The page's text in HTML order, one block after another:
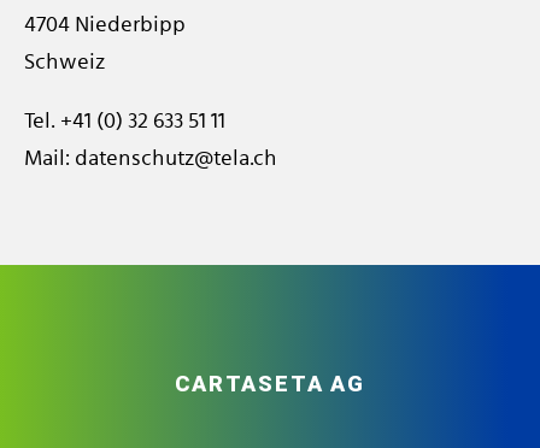
4704 Niederbipp
Schweiz
Tel. +41 (0) 32 633 51 11
Mail: datenschutz@tela.ch
CARTASETA AG